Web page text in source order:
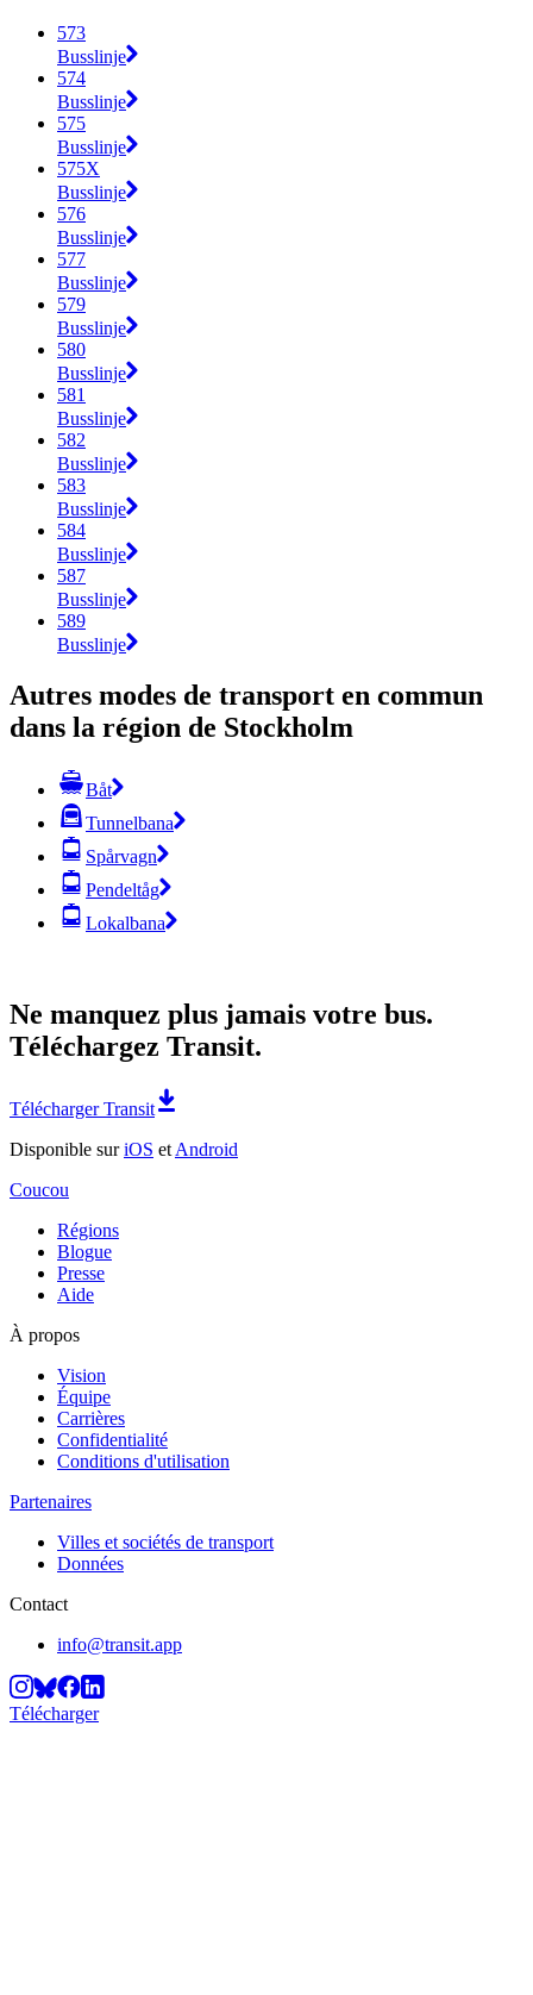
573
Busslinje
574
Busslinje
575
Busslinje
575X
Busslinje
576
Busslinje
577
Busslinje
579
Busslinje
580
Busslinje
581
Busslinje
582
Busslinje
583
Busslinje
584
Busslinje
587
Busslinje
589
Busslinje
Autres modes de transport en commun
dans la région de Stockholm
Båt
Tunnelbana
Spårvagn
Pendeltåg
Lokalbana
Ne manquez plus jamais votre bus.
Téléchargez Transit.
Télécharger Transit
Disponible suriOS et Android
Coucou
Régions
Blogue
Presse
Aide
À propos
Vision
Équipe
Carrières
Confidentialité
Conditions d'utilisation
Partenaires
Villes et sociétés de transport
Données
Contact
info@transit.app
Télécharger